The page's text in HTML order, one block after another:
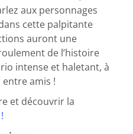
aux personnages
cette palpitante
auront une
de l’histoire
intense et haletant, à
amis !
et découvrir la